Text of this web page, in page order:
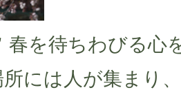
春を待ちわびる心
には人が集まり